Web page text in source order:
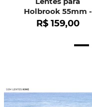
Holbrook 55mm -
OO9102
R$ 159,00